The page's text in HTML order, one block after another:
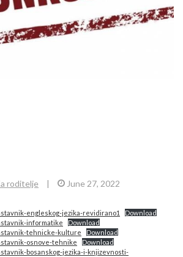
roditelje | June 27, 2022
engleskog-jezika-revidirano1
Download
informatike
Download
tehnicke-kulture
Download
osnove-tehnike
Download
bosanskog-jezika-i-knjizevnosti-